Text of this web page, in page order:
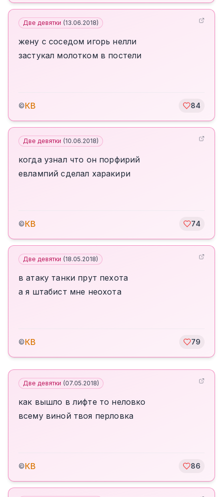
Две девятки (13.06.2018)
жену с соседом игорь нелли
застукал молотком в постели
©КВ 84
Две девятки (10.06.2018)
когда узнал что он порфирий
евлампий сделал харакири
©КВ 74
Две девятки (18.05.2018)
в атаку танки прут пехота
а я штабист мне неохота
©КВ 79
Две девятки (07.05.2018)
как вышло в лифте то неловко
всему виной твоя перловка
©КВ 86